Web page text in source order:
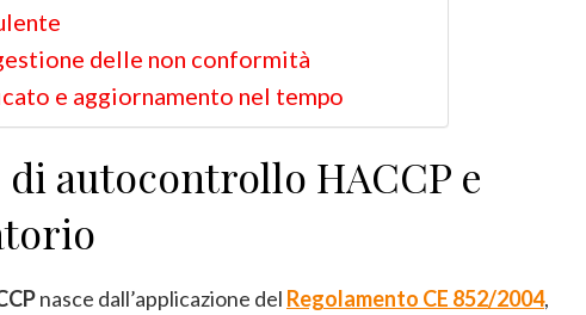
delle non conformità
e aggiornamento nel tempo
di autocontrollo HACCP e
nasce dall’applicazione del Regolamento CE 852/2004,